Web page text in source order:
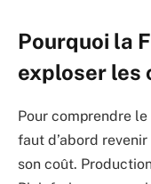
Pourquoi la
exploser les
Pour comprendre le
faut d’abord
son coût.